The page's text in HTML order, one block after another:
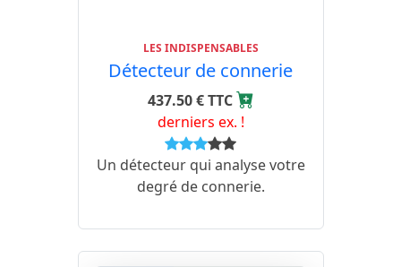
LES INDISPENSABLES
Détecteur de connerie
437.50 € TTC
derniers ex. !
Un détecteur qui analyse votre
degré de connerie.